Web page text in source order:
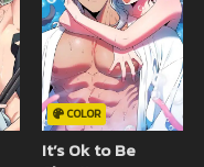
COLOR
It’s Ok to Be